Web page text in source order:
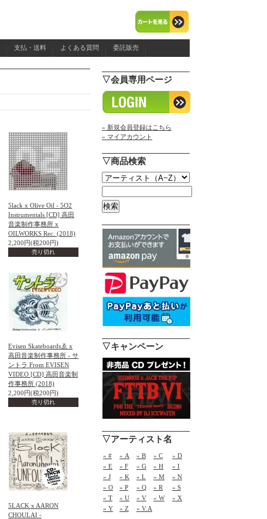
支払・送料 よくある質問 委託販売
5lack x Olive Oil - 5O2
Instrumentals [CD] 高田
音楽制作事務所 x
OILWORKS Rec. (2018)
2,200円(税200円)
売り切れ
Evisen Skateboardsゑ x
高田音楽制作事務所 - サ
ントラ From EVISEN
VIDEO [CD] 高田音楽制
作事務所 (2018)
2,200円(税200円)
売り切れ
5LACK x AARON
CHOULAI -
▽会員専用ページ
» 新規会員登録はこちら
» マイアカウント
▽商品検索
▽キャンペーン
▽アーティスト名
» # » A » B » C
» D
» E
» F » G » H
» I
» J
» K » L » M
» N
» O
» P » Q » R
» S
» T
» U » V » W
» X
» Y
» Z » V.A